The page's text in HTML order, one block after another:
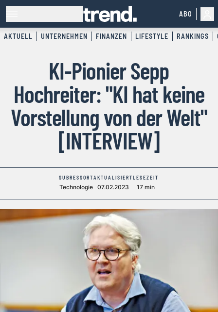
ABO
AKTUELL UNTERNEHMEN FINANZEN LIFESTYLE RANKINGS
KI-Pionier Sepp
Hochreiter: "KI hat keine
Vorstellung von der Welt"
[INTERVIEW]
SUBRESSORT
Technologie
AKTUALISIERT
07.02.2023
LESEZEIT
17 min